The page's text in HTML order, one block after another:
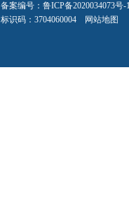
备案编号： 鲁ICP备2020034073号-
标识码：3704060004 网站地图